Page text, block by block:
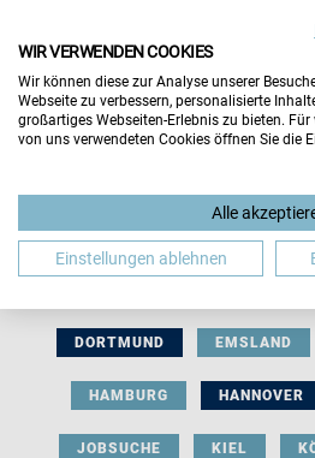
BERUFLICHE ORIENTIERUNG
DORTMUND EMSLAND
HAMBURG HANNOVER
JOBSUCHE KIEL
WIR VERWENDEN COOKIES
Wir können diese zur Analyse unserer
Webseite zu verbessern, personalisierte
großartiges Webseiten-Erlebnis zu bieten.
von uns verwendeten Cookies öffnen Sie die
Alle
Einstellungen ablehnen